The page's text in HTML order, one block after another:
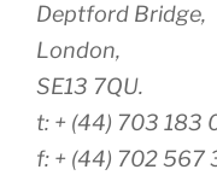
Deptford Bridge,
London,
SE13 7QU.
t: + (44) 703 183
f: + (44) 702 567